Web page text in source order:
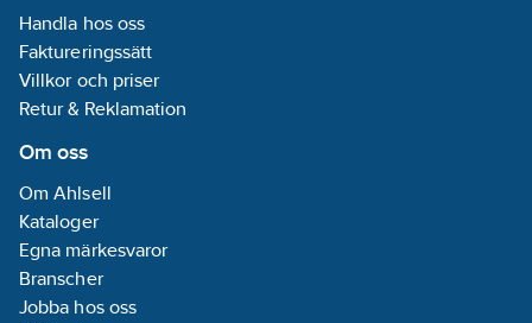
Handla hos oss
Faktureringssätt
Villkor och priser
Retur & Reklamation
Om oss
Om Ahlsell
Kataloger
Egna märkesvaror
Branscher
Jobba hos oss